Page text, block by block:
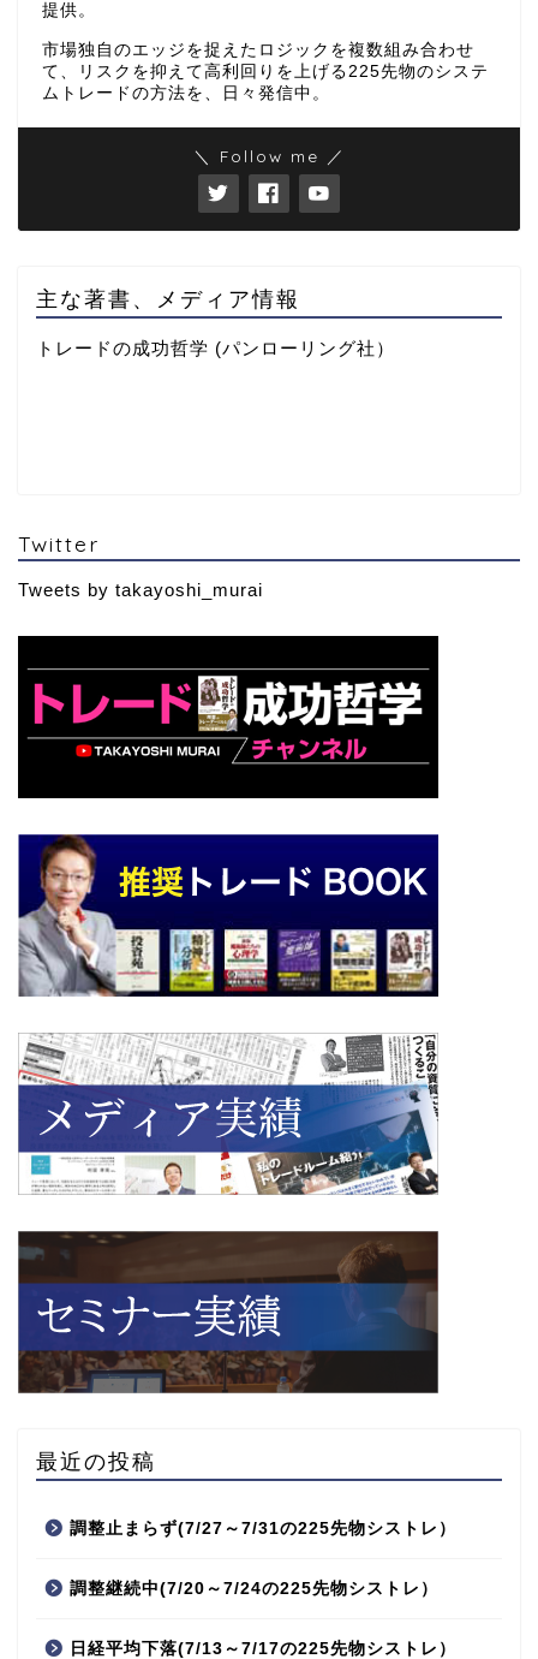
提供。
市場独自のエッジを捉えたロジックを複数組み合わせ
て、リスクを抑えて高利回りを上げる225先物のシステ
ムトレードの方法を、日々発信中。
＼ Follow me ／
主な著書、メディア情報
トレードの成功哲学 (パンローリング社）
Twitter
Tweets by takayoshi_murai
最近の投稿
調整止まらず(7/27～7/31の225先物シストレ）
調整継続中(7/20～7/24の225先物シストレ）
日経平均下落(7/13～7/17の225先物シストレ）